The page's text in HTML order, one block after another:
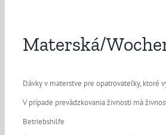
Materská/
Dávky v materstve pre opatrovateľky, ktoré
V prípade prevádzkovania živnosti má
Betriebshilfe